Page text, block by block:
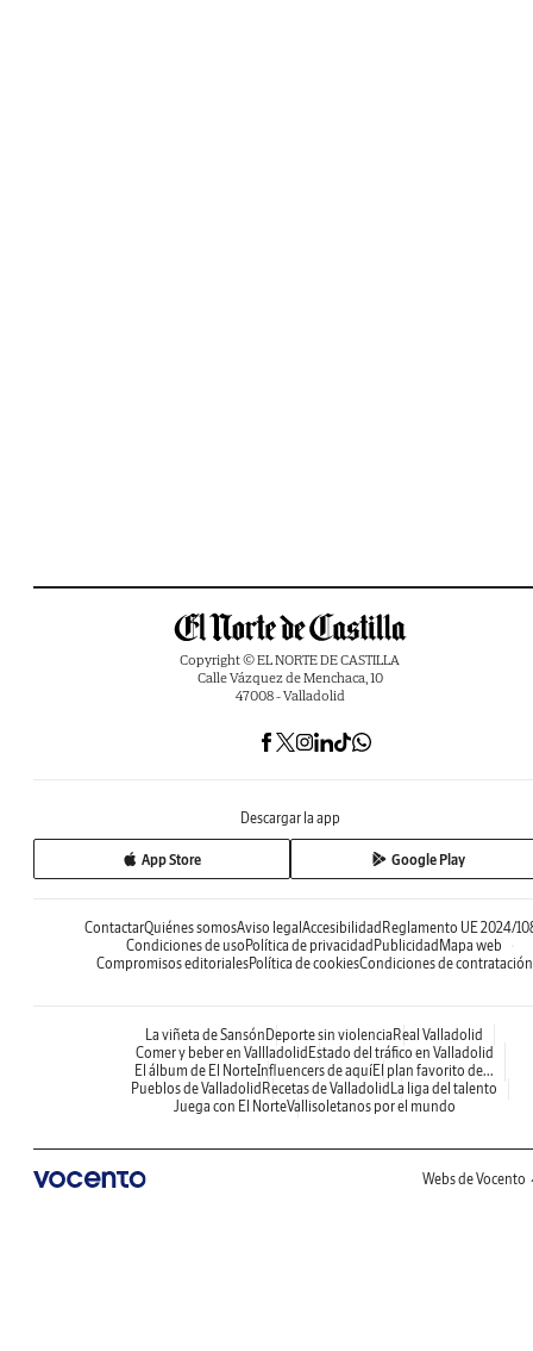
Copyright © EL NORTE DE CASTILLA
Calle Vázquez de Menchaca, 10
47008 - Valladolid
Descargar la app
App Store Google Play
ContactarQuiénes somosAviso legal Accesibilidad Reglamento UE 2024/
Condiciones de uso Política de privacidad Publicidad Mapa web
Compromisos editorialesPolítica de cookiesCondiciones de contratación
La viñeta de Sansón Deporte sin violencia Real Valladolid
Comer y beber en Vallladolid Estado del tráfico en Valladolid
El álbum de El NorteInfluencers de aquíEl plan favorito de...
Pueblos de Valladolid Recetas de Valladolid La liga del talento
Juega con El NorteVallisoletanos por el mundo
Webs de Vocento